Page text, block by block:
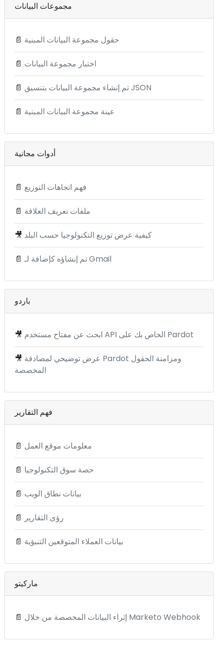
مجموعات البيانات
📄 حقول مجموعة البيانات المبنية
📄 اختبار مجموعة البيانات
📄 تم إنشاء مجموعة البيانات بتنسيق JSON
📄 عينة مجموعة البيانات المبنية
أدوات مجانية
📄 فهم اتجاهات التوزيع
📄 ملفات تعريف العلاقة
🎥 كيفية عرض توزيع التكنولوجيا حسب البلد
📄 تم إنشاؤه كإضافة لـ Gmail
باردو
🎥 ابحث عن مفتاح مستخدم API الخاص بك على Pardot
🎥 عرض توضيحي لمصادقة Pardot ومزامنة الحقول
المخصصة
فهم التقارير
📄 معلومات موقع العمل
📄 حصة سوق التكنولوجيا
📄 بيانات نطاق الويب
📄 رؤى التقارير
📄 بيانات العملاء المتوقعين التنبؤية
ماركيتو
📄 إثراء البيانات المخصصة من خلال Marketo Webhook